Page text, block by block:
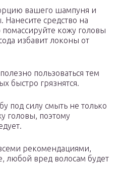
вашего шампуня и
средство на
кожу головы
избавит локоны от
пользоваться тем
быстро грязнятся.
под силу смыть не только
головы, поэтому
рекомендациями,
любой вред волосам будет